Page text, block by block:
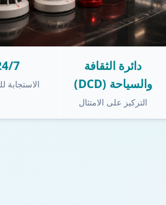
دائرة الثقافة
والسياحة (DCD)
التركيز على الامتثال
7
الاستجابة